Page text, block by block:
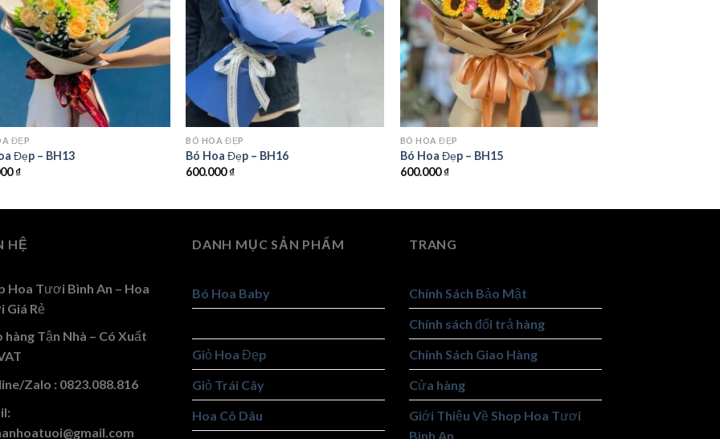
ĐẸP
Đẹp – BH13
₫
BÓ HOA ĐẸP
Bó Hoa Đẹp – BH16
600.000₫
BÓ HOA ĐẸP
Bó Hoa Đẹp – BH15
600.000₫
HỆ
Hoa Tươi Bình An – Hoa
Giá Rẻ
hàng Tận Nhà – Có Xuất
Zalo : 0823.088.816
DANH MỤC SẢN PHẨM
Bó Hoa Baby
Giỏ Hoa Đẹp
Giỏ Trái Cây
Hoa Cô Dâu
TRANG
Chính Sách Bảo Mật
Chính sách đổi trả hàng
Chính Sách Giao Hàng
Cửa hàng
Giới Thiệu Về Shop Hoa Tươi
Bình An